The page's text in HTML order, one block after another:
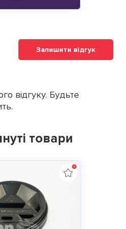
Залишити відгук
відгуку. Будьте
товари